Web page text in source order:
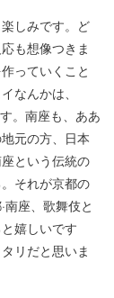
しみです。ど
も想像つきま
っていくこと
なんかは、
。南座も、ああ
元の方、日本
という伝統の
それが京都の
座、歌舞伎と
嬉しいです
リだと思いま